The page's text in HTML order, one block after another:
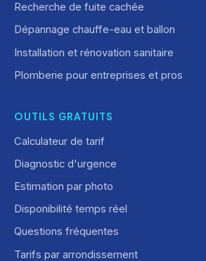
Recherche de fuite cachée
Dépannage chauffe-eau et ballon
Installation et rénovation sanitaire
Plomberie pour entreprises et pros
OUTILS GRATUITS
Calculateur de tarif
Diagnostic d'urgence
Estimation par photo
Disponibilité temps réel
Questions fréquentes
Tarifs par arrondissement